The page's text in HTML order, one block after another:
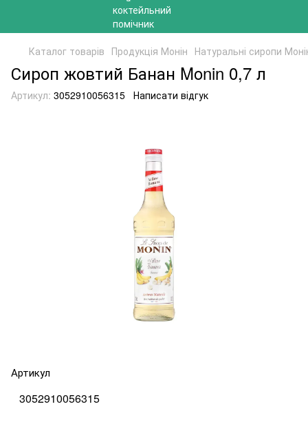
Каталог товарів Продукція Монін Натуральні сиропи
Сироп жовтий Банан Monin 0,7 л
Артикул: 3052910056315 Написати відгук
Артикул
3052910056315